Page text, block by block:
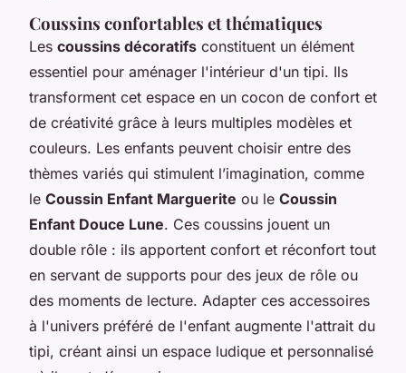
Coussins confortables et thématiques
Les coussins décoratifs constituent un élément
essentiel pour aménager l'intérieur d'un tipi. Ils
transforment cet espace en un cocon de confort et
de créativité grâce à leurs multiples modèles et
couleurs. Les enfants peuvent choisir entre des
thèmes variés qui stimulent l’imagination, comme
le Coussin Enfant Marguerite ou le Coussin
Enfant Douce Lune. Ces coussins jouent un
double rôle : ils apportent confort et réconfort tout
en servant de supports pour des jeux de rôle ou
des moments de lecture. Adapter ces accessoires
à l'univers préféré de l'enfant augmente l'attrait du
tipi, créant ainsi un espace ludique et personnalisé